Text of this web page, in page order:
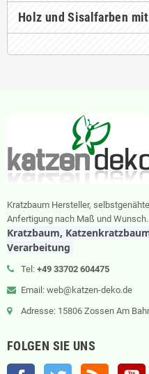
Holz und Sisalfarben
Kratzbaum Hersteller,
Anfertigung nach Maß und
Kratzbaum,
Verarbeitung
Tel: +49 33702 604475
Email: web@katzen-deko.de
Adresse: 15806 Zossen Am
FOLGEN SIE UNS
Facebook Twitter RSS